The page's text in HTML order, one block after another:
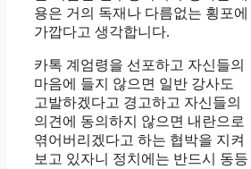
용은 거의 독재나 다름없는 횡포에
가깝다고 생각합니다.
카톡 계엄령을 선포하고 자신들의
마음에 들지 않으면 일반 강사도
고발하겠다고 경고하고 자신들의
의견에 동의하지 않으면 내란으로
엮어버리겠다고 하는 협박을 지켜
보고 있자니 정치에는 반드시 동등